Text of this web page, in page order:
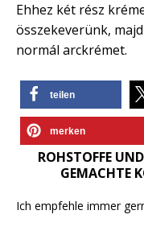
Ehhez két rész
összekeverünk,
normál arckrémet.
teilen
merken
ROHSTOFFE
GEMACHTE
Ich empfehle immer